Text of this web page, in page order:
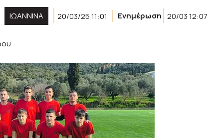
ΙΩΑΝΝΙΝΑ 20/03/25 11:01 Ενημέρωση 20/03 12:07